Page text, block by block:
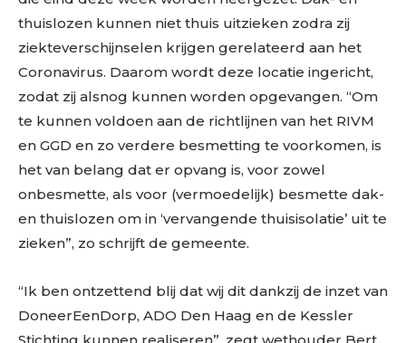
thuislozen kunnen niet thuis uitzieken zodra zij
ziekteverschijnselen krijgen gerelateerd aan het
Coronavirus. Daarom wordt deze locatie ingericht,
zodat zij alsnog kunnen worden opgevangen. “Om
te kunnen voldoen aan de richtlijnen van het RIVM
en GGD en zo verdere besmetting te voorkomen, is
het van belang dat er opvang is, voor zowel
onbesmette, als voor (vermoedelijk) besmette dak-
en thuislozen om in ‘vervangende thuisisolatie’ uit te
zieken”, zo schrijft de gemeente.
“Ik ben ontzettend blij dat wij dit dankzij de inzet van
DoneerEenDorp, ADO Den Haag en de Kessler